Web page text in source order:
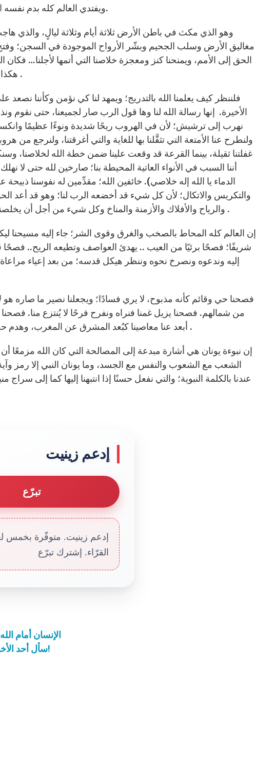
ويفتدﻱ العالم كله بدم نفسه الشافي المحيي الماحق الموت؛ فصحنا الذﻱ ذُبح لأجلنا.
مغاليق الأرض وسلب الجحيم وبشّر الأرواح الموجودة في السجن؛
الحق إلى الأمم، ويمنحنا كنز ومعجزة خلاصنا التي أتمها لأجلنا… فكان
هكذا خرج المسيح من القبر حيًا؛ بعد أن ذاق الموت بالجسد .
فلننظر كيف يعلمنا الله بالتدريج؛ ويمهد لنا كي نؤمن وكأننا نصعد
الأخيرة. إنها رسالة الله لنا وها قول الرب صار لجميعنا، حتى
نهرب إلى ترشيش؛ لأن في الهروب ريحًا شديدة ونوءًا عظيمًا
ولنطرح عنا الأمتعة التي تثقَّلنا بها للغاية والتي أغرقتنا، ولنرجع
غفلتنا ثقيلة، بينما القرعة قد وقعت علينا ضمن خطة الله لخلاصنا،
أننا السبب في الأنواء العاتية المحيطة بنا؛ صارخين لله حتى لا
الدماء يا الله إله خلاصي). خائفين الله؛ مقدِّمين له نفوسنا
والتكريس والاتكال؛ لأن كل شيء قد أخضعه الرب لنا؛ وهو قد أعد
والرياح والأفلاك والأزمنة والمناخ وكل شيء من أجل أن يخلصنا؛ وتدابيره التي تحوِّطنا لا يمكن أن يدركها أحد بسهولة .
إن العالم كله المحاط بالصخب والغرق وقوى الشر؛ جاء إليه
شريفًا؛ فصحًا برئيًا من العيب .. يهدئ العواصف وتطيعه الريح.. فصحًا
إليه وندعوه ونصرخ نحوه وننظر هيكل قدسه؛ من بعد إعياء مراعاة
فصحنا حي وقائم كأنه مذبوح، لا يري فسادًا؛ ويجعلنا نصير ما صاره هو
من شمالهم. فصحنا يزيل غمنا فنراه ونفرح فرحًا لا يُنتزع منا.
أبعد عنا معاصينا كبُعد المشرق عن المغرب، وهدم حصون وأعطانا السلطان وأطفأ السهام وبه وحده نغلب .
إن نبوءة يونان هي أشارة مبدعة إلى المصالحة التي كان الله مزمعًا
الشعب مع الشعوب والنفس مع الجسد، وما يونان النبي إلا رمز
عندنا بالكلمة النبوية؛ والتي نفعل حسنًا إذا انتبهنا إليها كما إلى
إدعم زينيت
تبرّع
إدعم زينيت. متوفّرة بخمس
القرّاء. إشترك تبرّع
الإنسان أمام
سأل أحد الأخوة : ما معنى كلمة " الفصــــح " ، وما هو أصلها ؟!